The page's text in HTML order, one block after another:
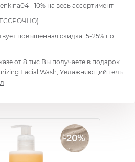
- 10% на весь ассортимент
повышенная скидка 15-25% по
от 8 тыс Вы получаете в подарок
Facial Wash, Увлажняющий гель